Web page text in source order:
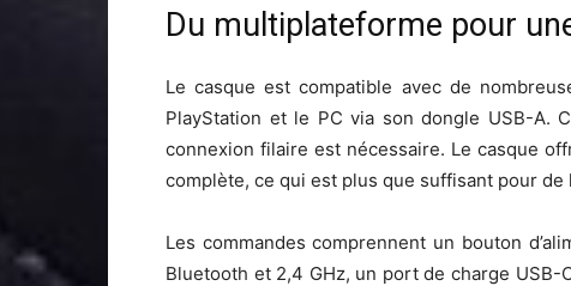
Du multiplateforme pour
Le casque est compatible avec de
PlayStation et le PC via son dongle USB-A.
connexion filaire est nécessaire. Le casque
complète, ce qui est plus que suffisant pour
Les commandes comprennent un bouton
Bluetooth et 2,4 GHz, un port de charge